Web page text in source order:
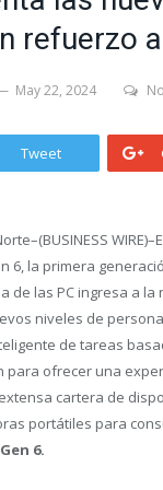
refuerzo
May 22, 2024
Tweet
6, la primera
de las PC ingresa a
niveles de
de tareas
para ofrecer una
cartera de
portátiles para
6.